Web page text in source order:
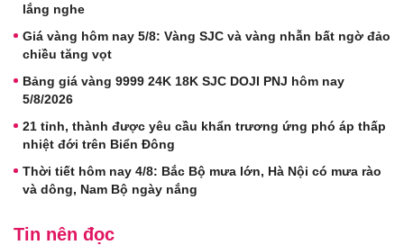
lắng nghe
Giá vàng hôm nay 5/8: Vàng SJC và vàng nhẫn bất ngờ đảo
chiều tăng vọt
Bảng giá vàng 9999 24K 18K SJC DOJI PNJ hôm nay
5/8/2026
21 tỉnh, thành được yêu cầu khẩn trương ứng phó áp thấp
nhiệt đới trên Biển Đông
Thời tiết hôm nay 4/8: Bắc Bộ mưa lớn, Hà Nội có mưa rào
và dông, Nam Bộ ngày nắng
Tin nên đọc